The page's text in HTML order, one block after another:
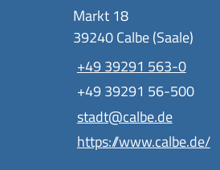
Markt 18
39240 Calbe (Saale)
+49 39291 563-0
+49 39291 56-500
stadt@calbe.de
https://www.calbe.de/